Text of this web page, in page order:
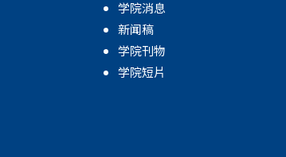
学院消息
新闻稿
学院刊物
学院短片